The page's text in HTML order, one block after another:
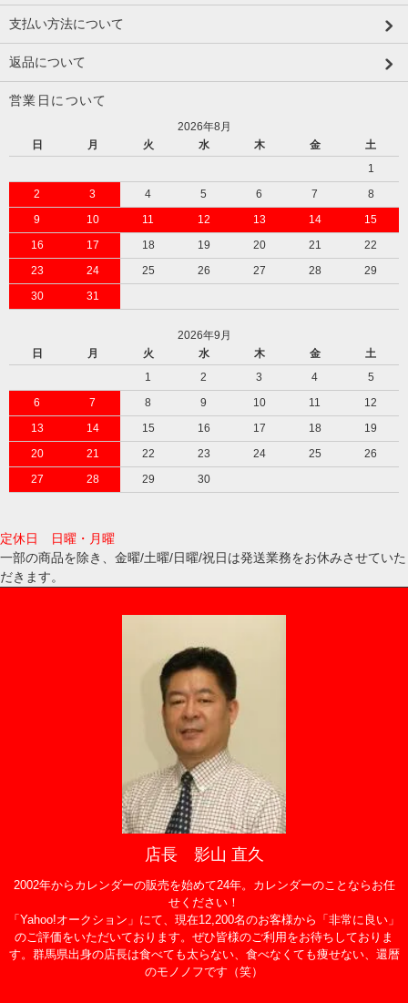
支払い方法について
返品について
営業日について
2026年8月
日
月 火 水 木 金
土
1
2
3 4 5 6 7
8
9
10 11 12 13 14
15
16
17 18 19 20 21
22
23
24 25 26 27 28
29
30
31
2026年9月
日
月 火 水 木 金
土
1
2 3 4
5
6
7 8 9 10 11
12
13
14 15 16 17 18
19
20
21 22 23 24 25
26
27
28 29 30
定休日 日曜・月曜
一部の商品を除き、金曜/土曜/日曜/祝日は発送業務をお休みさせていた
だきます。
店長 影山 直久
2002年からカレンダーの販売を始めて24年。カレンダーのことならお任
せください！
「Yahoo!オークション」にて、現在12,200名のお客様から「非常に良い」
のご評価をいただいております。ぜひ皆様のご利用をお待ちしておりま
す。群馬県出身の店長は食べても太らない、食べなくても痩せない、還暦
のモノノフです（笑）